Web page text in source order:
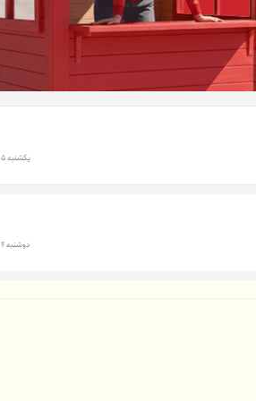
يكشنبه 5 بهمن 1393 | 12 سال پیش
دوشنبه 6 بهمن 1393 | 12 سال پیش